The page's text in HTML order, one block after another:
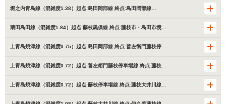
堀之内青島線（混雑度1.38）起点:島田岡部線 終点:島田岡部線…
蔵田島田線（混雑度1.84）起点:藤枝黒俣線 終点:藤枝市・島田市境…
上青島焼津線（混雑度0.75）起点:島田岡部線 終点:善左衛門藤枝停…
上青島焼津線（混雑度0.72）起点:善左衛門藤枝停車場線 終点:藤枝…
上青島焼津線（混雑度0.72）起点:藤枝停車場線 終点:藤枝大井川線…